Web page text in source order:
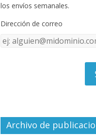
o
k e
C
el
los envíos semanales.
Dirección de correo
Dirección
Archivo de